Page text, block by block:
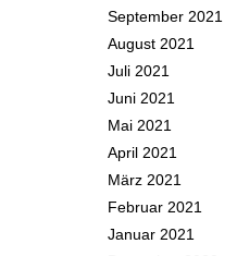
September 2021
August 2021
Juli 2021
Juni 2021
Mai 2021
April 2021
März 2021
Februar 2021
Januar 2021